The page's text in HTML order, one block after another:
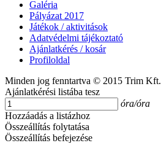
Galéria
Pályázat 2017
Játékok / aktivitások
Adatvédelmi tájékoztató
Ajánlatkérés / kosár
Profiloldal
Minden jog fenntartva © 2015 Trim Kft.
Ajánlatkérési listába tesz
óra/óra
Hozzáadás a listázhoz
Összeállítás folytatása
Összeállítás befejezése